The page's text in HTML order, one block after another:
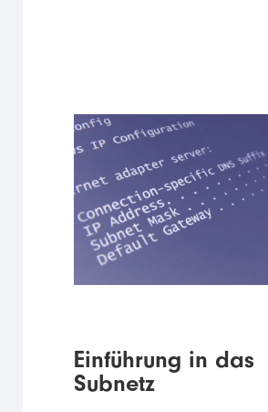
Einführung in das
Subnetz